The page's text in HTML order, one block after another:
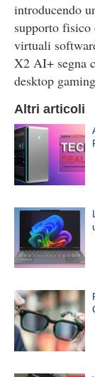
introducendo
supporto fisico
virtuali
X2 AI+ segna
desktop
Altri articoli